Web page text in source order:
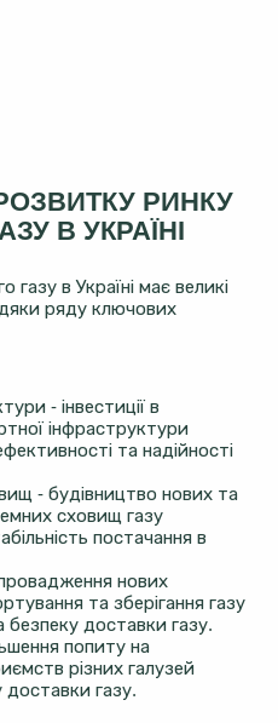
РИНКУ
В УКРАЇНІ
в Україні має великі
ряду ключових
- інвестиції в
інфраструктури
та надійності
- будівництво нових та
сховищ газу
постачання в
нових
та зберігання газу
безпеку доставки газу.
попиту на
різних галузей
газу.